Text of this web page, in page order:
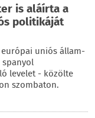
is aláírta a
politikáját
uniós állam-
levelet - közölte
szombaton.